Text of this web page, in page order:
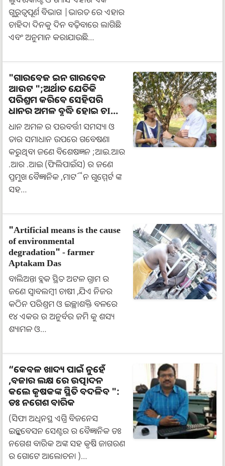
ଗୁରୁତ୍ୱପୂର୍ଣ ବିଭାଗ |ଭାରତ ରେ ଏହାର
ଚାହିଦା ଦିନକୁ ଦିନ ବଢ଼ିବାରେ ଲାଗିଛି
ଏବଂ ଅନୁମାନ କରାଯାଉଛି…
"ଗାରବେଜ ଇନ ଗାରବେଜ
ଆଉଟ ";ଅର୍ଥାତ ଯେତିକି
ପରିଶ୍ରମ କରିବେ ସେହିପରି
ଧାନର ଅମଳ ବୃଦ୍ଧି ହୋଇ ଚIଳିବ
…..ବୈଜ୍ଞାନିକ ମାର୍ଟିନ ଗୁମ୍ମେର୍ଟ
ଧାନ ଅମଳ ର ପରବର୍ତ୍ତୀ ସମସ୍ୟା ଓ
ତାର ସମାଧାନ ଉପରେ ଗବେଷଣା
କରୁଥିବା ଜଣେ ବିଶେଷଜ୍ଞନ ;ଆଇ.ଆର
.ଆର .ଆଇ (ଫିଲିପାଇଁସ) ର ଜଣେ
ପ୍ରମୁଖ ବୈଜ୍ଞାନିକ ,ମାର୍ଟିନ ଗୁମ୍ମେର୍ଟ ଙ୍କ
ସହ…
"Artificial means is the cause
of environmental
degradation" - farmer
Aptakam Das
ବାଲିଅନ୍ତା ବ୍ଲକ ସ୍ଥିତ ଅଟଳ ଗ୍ରାମ ର
ଜଣେ ସ୍ୱାବଲମ୍ବୀ ଚାଷୀ ,ଯିଏ ନିଜର
କଠିନ ପରିଶ୍ରମ ଓ ଇଚ୍ଛାଶକ୍ତି ବଳରେ
୧୪ ଏକର ର ଅନୁର୍ବର ଜମି କୁ ଶସ୍ୟ
ଶ୍ୟାମଳ ଓ…
“କେବଳ ଖାଦ୍ୟ ପାଇଁ ନୁହେଁ
,ବଜାର ଲକ୍ଷ ରେ ଉତ୍ପାଦନ
କଲେ କୃଷକଙ୍କ ସ୍ଥିତି ବଦଳିବ ":
ଡଃ ନଗେଶ ବାରିକ
(ସିଫା ଅଧିନସ୍ଥ ଏଗ୍ରି ବିଜନେସ
ଇନ୍କୁବେସନ ସେଣ୍ଟର ର ବୈଜ୍ଞାନିକ ଡଃ
ନଗେଶ ବାରିକ ଅଙ୍କ ସହ କୃଷି ଜାଗରଣ
ର ଗୋଟେ ଆଲୋଚନା )…